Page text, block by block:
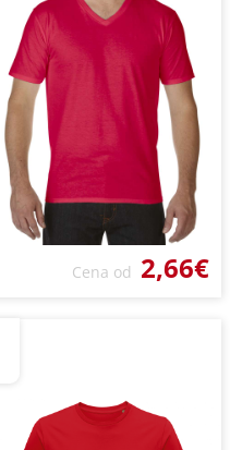
Cena od 2,66€